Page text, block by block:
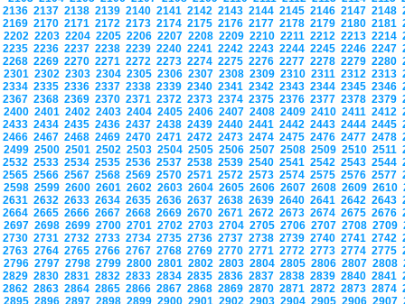
2136 2137 2138 2139 2140 2141 2142 2143 2144 2145 2146 2147 2148
2169 2170 2171 2172 2173 2174 2175 2176 2177 2178 2179 2180 2181
2202 2203 2204 2205 2206 2207 2208 2209 2210 2211 2212 2213 2214
2235 2236 2237 2238 2239 2240 2241 2242 2243 2244 2245 2246 2247
2268 2269 2270 2271 2272 2273 2274 2275 2276 2277 2278 2279 2280
2301 2302 2303 2304 2305 2306 2307 2308 2309 2310 2311 2312 2313
2334 2335 2336 2337 2338 2339 2340 2341 2342 2343 2344 2345 2346
2367 2368 2369 2370 2371 2372 2373 2374 2375 2376 2377 2378 2379
2400 2401 2402 2403 2404 2405 2406 2407 2408 2409 2410 2411 2412
2433 2434 2435 2436 2437 2438 2439 2440 2441 2442 2443 2444 2445
2466 2467 2468 2469 2470 2471 2472 2473 2474 2475 2476 2477 2478
2499 2500 2501 2502 2503 2504 2505 2506 2507 2508 2509 2510 2511
2532 2533 2534 2535 2536 2537 2538 2539 2540 2541 2542 2543 2544
2565 2566 2567 2568 2569 2570 2571 2572 2573 2574 2575 2576 2577
2598 2599 2600 2601 2602 2603 2604 2605 2606 2607 2608 2609 2610
2631 2632 2633 2634 2635 2636 2637 2638 2639 2640 2641 2642 2643
2664 2665 2666 2667 2668 2669 2670 2671 2672 2673 2674 2675 2676
2697 2698 2699 2700 2701 2702 2703 2704 2705 2706 2707 2708 2709
2730 2731 2732 2733 2734 2735 2736 2737 2738 2739 2740 2741 2742
2763 2764 2765 2766 2767 2768 2769 2770 2771 2772 2773 2774 2775
2796 2797 2798 2799 2800 2801 2802 2803 2804 2805 2806 2807 2808
2829 2830 2831 2832 2833 2834 2835 2836 2837 2838 2839 2840 2841
2862 2863 2864 2865 2866 2867 2868 2869 2870 2871 2872 2873 2874
2895 2896 2897 2898 2899 2900 2901 2902 2903 2904 2905 2906 2907